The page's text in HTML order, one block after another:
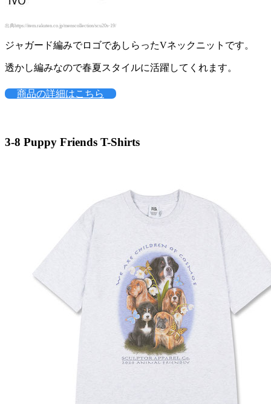
出典https://item.rakuten.co.jp/menscollection/scu20s-19/
ジャガード編みでロゴであしらったVネックニットです。
透かし編みなので春夏スタイルに活躍してくれます。
商品の詳細はこちら
3-8 Puppy Friends T-Shirts